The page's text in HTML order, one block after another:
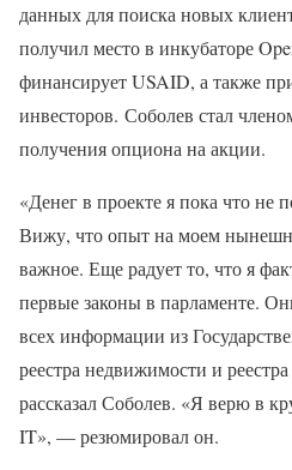
данных для поиска новых
получил место в инкубаторе
финансирует USAID, а также
инвесторов. Соболев стал
получения опциона на акции.
«Денег в проекте я пока что не
Вижу, что опыт на моем
важное. Еще радует то, что я
первые законы в парламенте.
всех информации из
реестра недвижимости и
рассказал Соболев. «Я верю в
IT», — резюмировал он.